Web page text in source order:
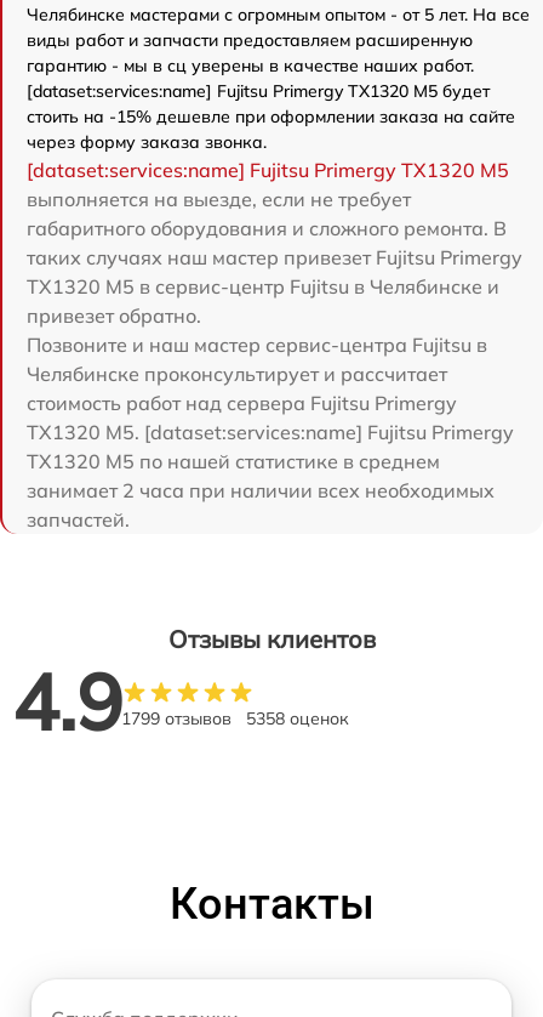
Челябинске мастерами с огромным опытом - от 5 лет. На все
виды работ и запчасти предоставляем расширенную
гарантию - мы в сц уверены в качестве наших работ.
[dataset:services:name] Fujitsu Primergy TX1320 M5 будет
стоить на -15% дешевле при оформлении заказа на сайте
через форму заказа звонка.
[dataset:services:name] Fujitsu Primergy TX1320 M5
выполняется на выезде, если не требует
габаритного оборудования и сложного ремонта. В
таких случаях наш мастер привезет Fujitsu Primergy
TX1320 M5 в сервис-центр Fujitsu в Челябинске и
привезет обратно.
Позвоните и наш мастер сервис-центра Fujitsu в
Челябинске проконсультирует и рассчитает
стоимость работ над сервера Fujitsu Primergy
TX1320 M5. [dataset:services:name] Fujitsu Primergy
TX1320 M5 по нашей статистике в среднем
занимает 2 часа при наличии всех необходимых
запчастей.
Отзывы клиентов
4.91799 отзывов 5358 оценок
Контакты